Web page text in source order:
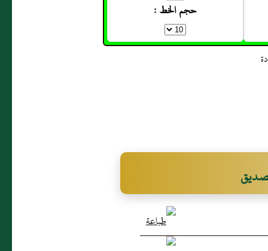
حجم الخط :